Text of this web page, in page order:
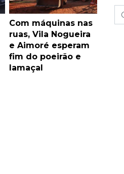
Com máquinas nas
ruas, Vila Nogueira
e Aimoré esperam
fim do poeirão e
lamaçal